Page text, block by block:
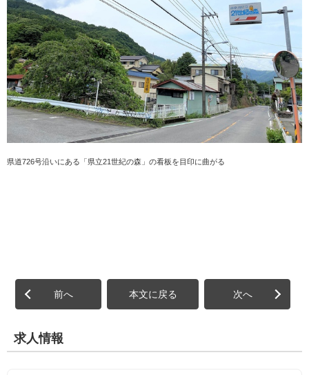
県道726号沿いにある「県立21世紀の森」の看板を目印に曲がる
前へ 本文に戻る 次へ
求人情報